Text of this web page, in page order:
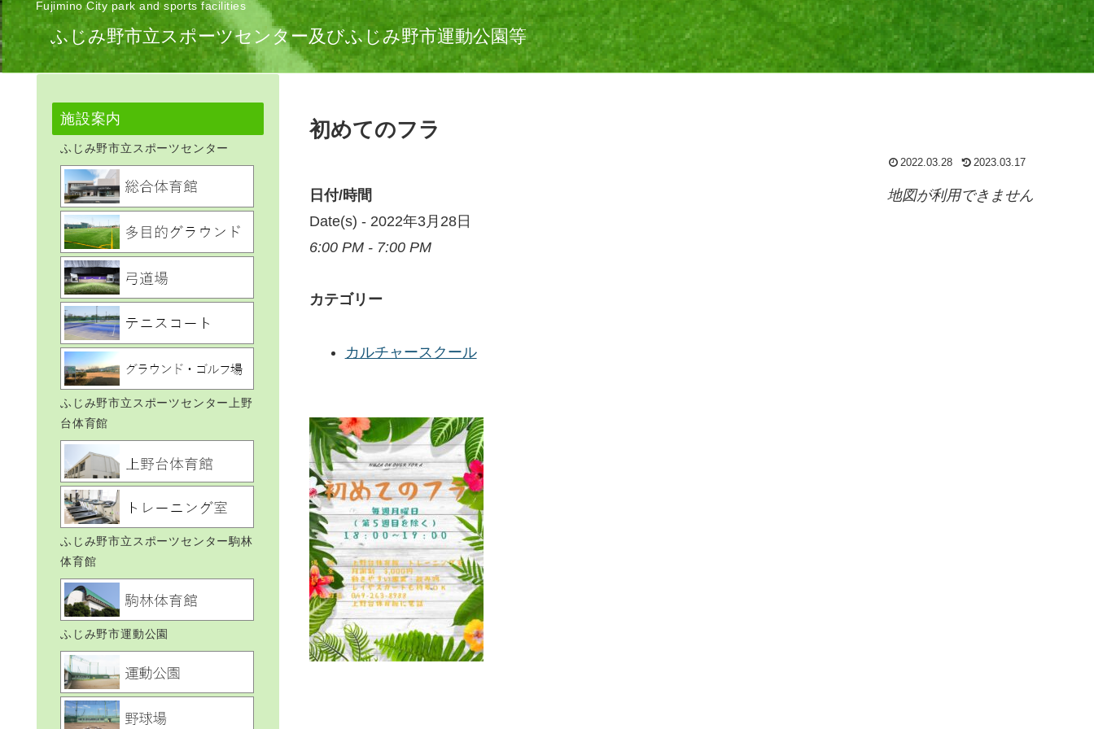
Fujimino City park and sports facilities
ふじみ野市立スポーツセンター及びふじみ野市運動公園等
施設案内
ふじみ野市立スポーツセンター
ふじみ野市立スポーツセンター上野
台体育館
ふじみ野市立スポーツセンター駒林
体育館
ふじみ野市運動公園
初めてのフラ
2022.03.28 2023.03.17
地図が利用できません
日付/時間
Date(s) - 2022年3月28日
6:00 PM - 7:00 PM
カテゴリー
カルチャースクール